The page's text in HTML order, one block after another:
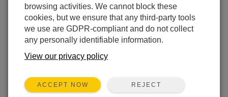
購入や見積について 技術的な質問
ここに質問を入力してください:*
browsing activities. We cannot block these
cookies, but we ensure that any third-party tools
we use are GDPR-compliant and do not collect
any personally identifiable information.
View our privacy policy
ACCEPT NOW REJECT